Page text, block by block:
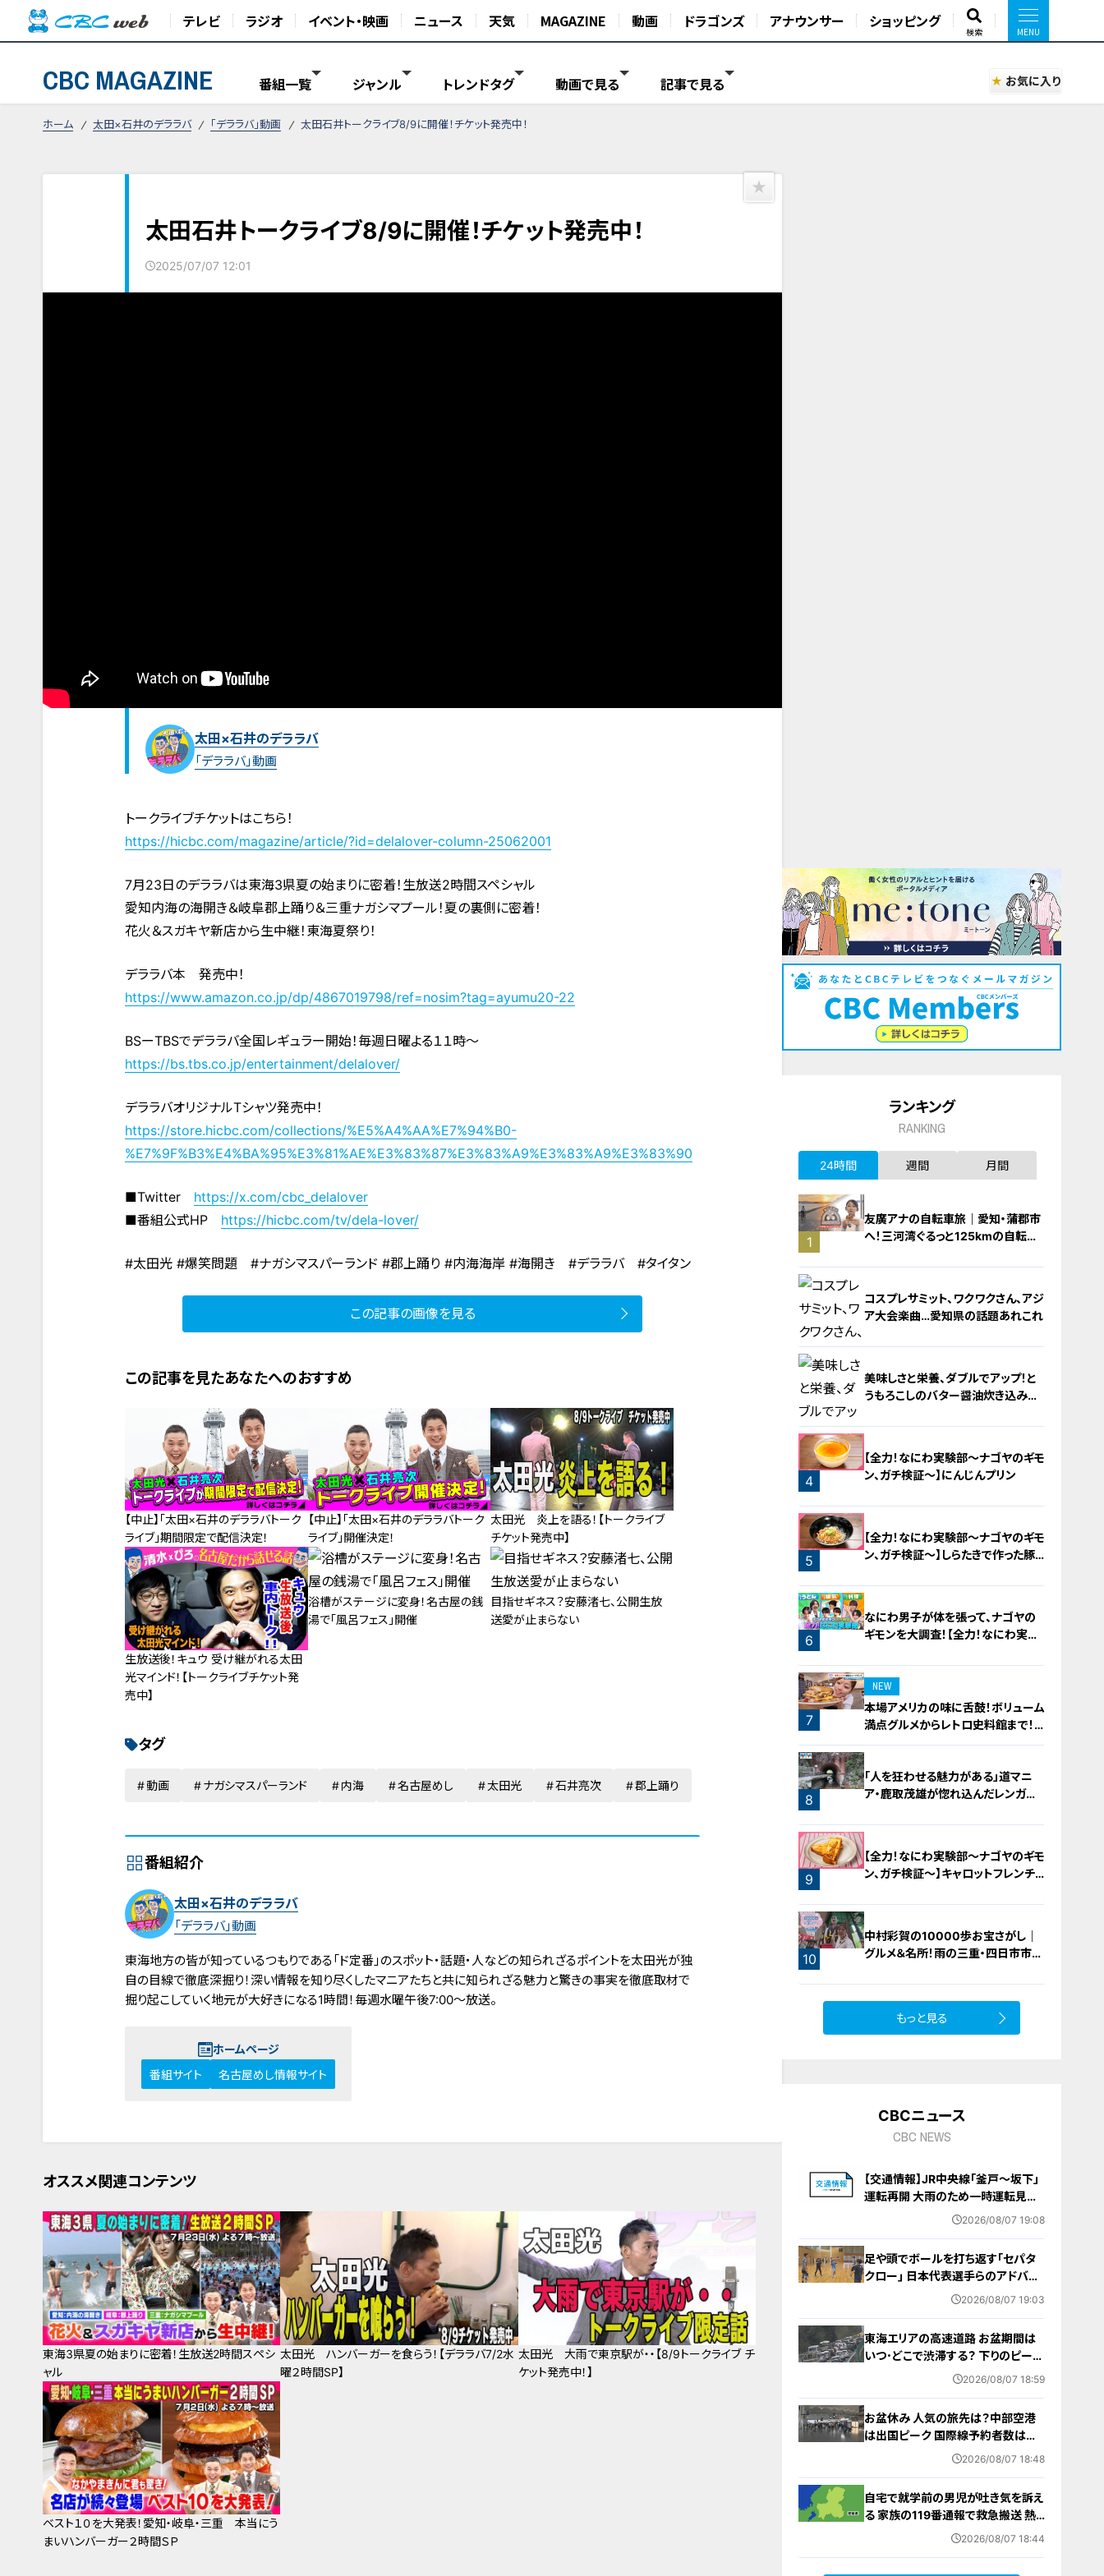
テレビ ラジオ イベント・映画 ニュース 天気 MAGAZINE 動画 ドラゴンズ アナウンサー ショッピング
検索
CBC MAGAZINE 番組一覧 ジャンル トレンドタグ 動画で見る 記事で見る お気に入り
ホーム 太田×石井のデララバ 「デララバ」動画 太田石井トークライブ8/9に開催！チケット発売中！
太田石井トークライブ8/9に開催！チケット発売中！
2025/07/07 12:01
太田×石井のデララバ
「デララバ」動画
トークライブチケットはこちら！
https://hicbc.com/magazine/article/?id=delalover-column-25062001
7月23日のデララバは東海3県夏の始まりに密着！生放送2時間スペシャル
愛知内海の海開き＆岐阜郡上踊り＆三重ナガシマプール！夏の裏側に密着！
花火＆スガキヤ新店から生中継！東海夏祭り！
デララバ本 発売中！
https://www.amazon.co.jp/dp/4867019798/ref=nosim?tag=ayumu20-22
BSーTBSでデララバ全国レギュラー開始！毎週日曜よる１１時～
https://bs.tbs.co.jp/entertainment/delalover/
デララバオリジナルTシャツ発売中！
https://store.hicbc.com/collections/%E5%A4%AA%E7%94%B0-
%E7%9F%B3%E4%BA%95%E3%81%AE%E3%83%87%E3%83%A9%E3%83%A9%E3%83%90
■Twitter https://x.com/cbc_delalover
■番組公式HP https://hicbc.com/tv/dela-lover/
#太田光 #爆笑問題 #ナガシマスパーランド #郡上踊り #内海海岸 #海開き #デララバ #タイタン
この記事の画像を見る
この記事を見たあなたへのおすすめ
【中止】「太田×石井のデララバトーク
ライブ」期間限定で配信決定！
【中止】「太田×石井のデララバトーク
ライブ」開催決定！
太田光 炎上を語る！【トークライブ
チケット発売中】
生放送後！キュウ 受け継がれる太田
光マインド！【トークライブチケット発
売中】
浴槽がステージに変身！名古屋の銭
湯で「風呂フェス」開催
目指せギネス？安藤渚七、公開生放
送愛が止まらない
タグ
動画 ナガシマスパーランド 内海 名古屋めし 太田光 石井亮次 郡上踊り
番組紹介
太田×石井のデララバ
「デララバ」動画
東海地方の皆が知っているつもりである「ド定番」のスポット・話題・人などの知られざるポイントを太田光が独
自の目線で徹底深掘り！深い情報を知り尽くしたマニアたちと共に知られざる魅力と驚きの事実を徹底取材で
掘り起こしていく地元が大好きになる1時間！毎週水曜午後7:00～放送。
ホームページ
番組サイト
名古屋めし情報サイト
オススメ関連コンテンツ
東海3県夏の始まりに密着！生放送2時間スペシ
ャル
太田光 ハンバーガーを食らう！【デララバ7/2水
曜２時間SP】
太田光 大雨で東京駅が・・【8/9トークライブ チ
ケット発売中！】
ベスト１０を大発表！愛知・岐阜・三重 本当にう
まいハンバーガー２時間ＳＰ
ランキング
RANKING
24時間 週間 月間
1
友廣アナの自転車旅｜愛知・蒲郡市
へ！三河湾ぐるっと125kmの自転車
2
コスプレサミット、ワクワクさん、アジ
ア大会楽曲…愛知県の話題あれこれ
3
美味しさと栄養、ダブルでアップ！と
うもろこしのバター醤油炊き込みご
4
【全力！なにわ実験部～ナゴヤのギモ
ン、ガチ検証～】にんじんプリン
5
【全力！なにわ実験部～ナゴヤのギモ
ン、ガチ検証～】しらたきで作った豚
6
なにわ男子が体を張って、ナゴヤの
ギモンを大調査！【全力！なにわ実験
7
NEW
本場アメリカの味に舌鼓！ボリューム
満点グルメからレトロ史料館まで！
愛知・東海市の感動スポット3選
8
「人を狂わせる魅力がある」道マニ
ア・鹿取茂雄が惚れ込んだレンガの
9
【全力！なにわ実験部～ナゴヤのギモ
ン、ガチ検証～】キャロットフレンチ
10
中村彩賀の10000歩お宝さがし｜
グルメ＆名所！雨の三重・四日市市で
もっと見る
CBCニュース
CBC NEWS
【交通情報】JR中央線「釜戸～坂下」
運転再開 大雨のため一時運転見合
2026/08/07 19:08
足や頭でボールを打ち返す｢セパタ
クロー｣ 日本代表選手らのアドバイ
ス受けて子どもたちが挑戦 愛知･北
2026/08/07 19:03
東海エリアの高速道路 お盆期間は
いつ･どこで渋滞する？ 下りのピーク
は8月8日 回避するにはどうしたら？
2026/08/07 18:59
お盆休み 人気の旅先は？中部空港
は出国ピーク 国際線予約者数は去
年の8割程度に 日中関係悪化など
2026/08/07 18:48
自宅で就学前の男児が吐き気を訴え
る 家族の119番通報で救急搬送 熱
2026/08/07 18:44